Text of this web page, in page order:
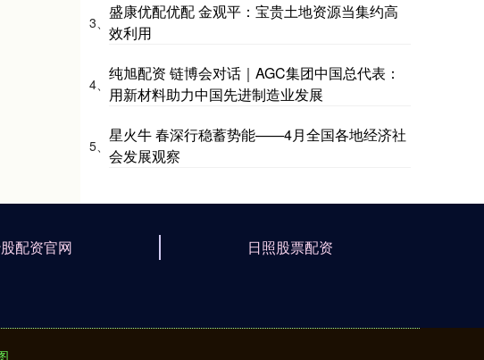
3、
盛康优配优配 金观平：宝贵土地资源当集约高
效利用
4、
纯旭配资 链博会对话｜AGC集团中国总代表：
用新材料助力中国先进制造业发展
5、
星火牛 春深行稳蓄势能——4月全国各地经济社
会发展观察
配资官网 日照股票配资